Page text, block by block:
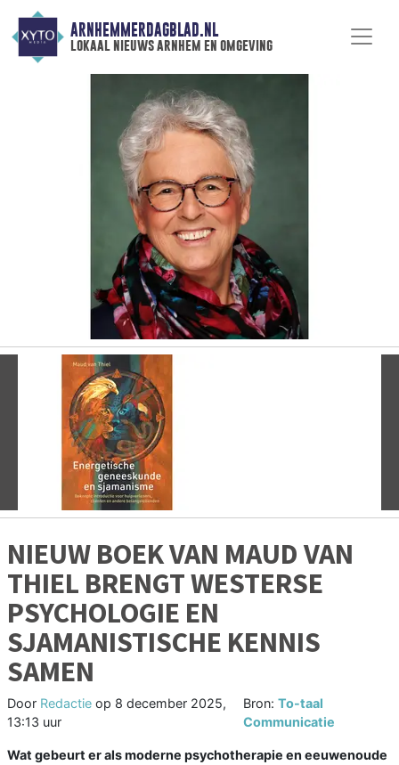
ARNHEMMERDAGBLAD.NL
lokaal nieuws arnhem en omgeving
NIEUW BOEK VAN MAUD VAN
THIEL BRENGT WESTERSE
PSYCHOLOGIE EN
SJAMANISTISCHE KENNIS
SAMEN
Door Redactie op 8 december 2025,
13:13 uur
Bron: To-taal
Communicatie
Wat gebeurt er als moderne psychotherapie en eeuwenoude